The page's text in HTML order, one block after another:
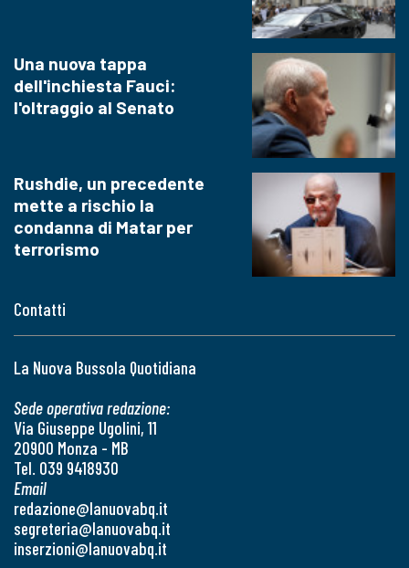
Contatti
La Nuova Bussola Quotidiana
Sede operativa redazione:
Via Giuseppe Ugolini, 11
20900 Monza - MB
Tel. 039 9418930
Email
redazione@lanuovabq.it
segreteria@lanuovabq.it
inserzioni@lanuovabq.it
Una nuova tappa
dell'inchiesta Fauci:
l'oltraggio al Senato
Rushdie, un precedente
mette a rischio la
condanna di Matar per
terrorismo